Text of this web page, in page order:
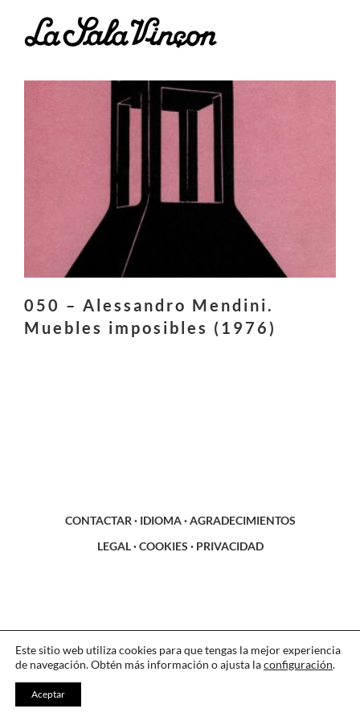
050 – Alessandro Mendini.
Muebles imposibles (1976)
CONTACTAR · IDIOMA·AGRADECIMIENTOS
LEGAL·COOKIES · PRIVACIDAD
Este sitio web utiliza cookies para que tengas la mejor experiencia
de navegación. Obtén más información o ajusta laconfiguración.
Aceptar